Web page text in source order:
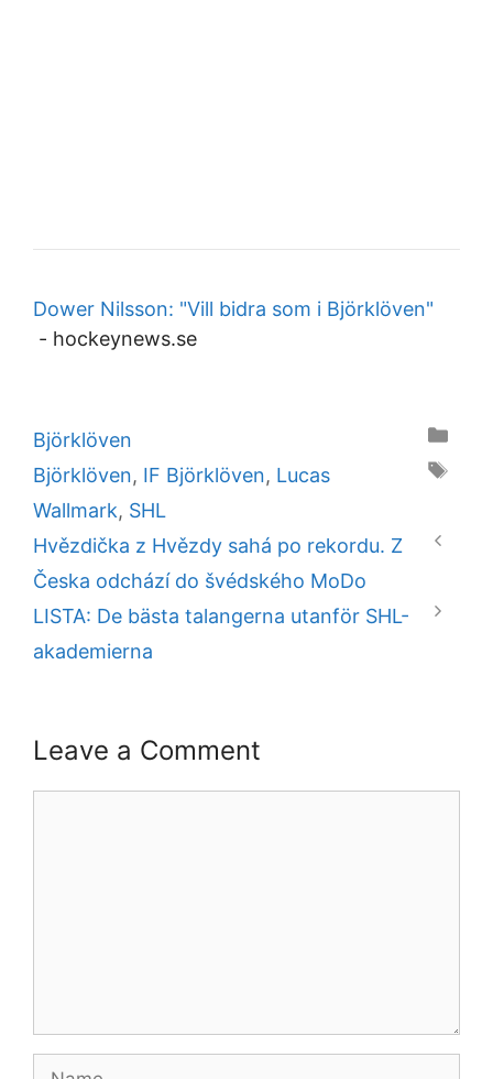
Dower Nilsson: "Vill bidra som i Björklöven"
- hockeynews.se
Categories
Björklöven
Tags
Björklöven, IF Björklöven, Lucas
Wallmark, SHL
Hvězdička z Hvězdy sahá po rekordu. Z
Česka odchází do švédského MoDo
LISTA: De bästa talangerna utanför SHL-
akademierna
Leave a Comment
Name